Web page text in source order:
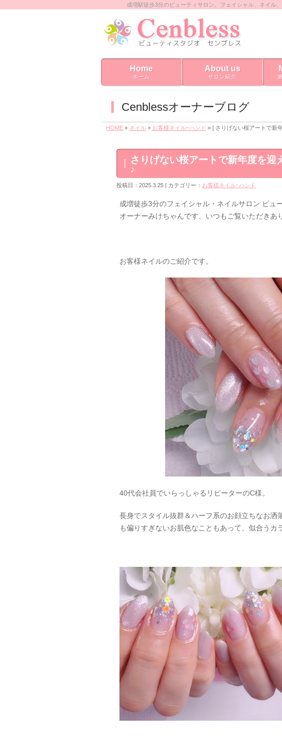
成増駅徒歩3分のビューティサロン。フェイシャル、ネイル
Home
ホーム
About us
サロン紹介
Cenblessオーナーブログ
HOME » ネイル » お客様ネイルｰハンド » [ さりげない桜アートで新
さりげない桜アートで新年度を
♪
投稿日：2025.3.25 | カテゴリー： お客様ネイルｰハンド
成増徒歩3分のフェイシャル・ネイルサロン ビュ
オーナーみけちゃんです、いつもご覧いただきあ
お客様ネイルのご紹介です。
40代会社員でいらっしゃるリピーターのC様。
長身でスタイル抜群＆ハーフ系のお顔立ちなお洒
も偏りすぎないお肌色なこともあって、似合うカ